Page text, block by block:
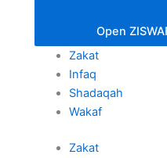
Open
Zakat
Infaq
Shadaqah
Wakaf
Zakat